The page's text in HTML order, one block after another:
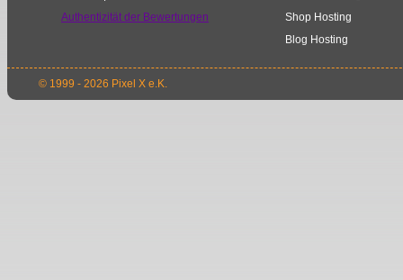
Authentizität der Bewertungen
Shop Hosting
Blog Hosting
© 1999 - 2026 Pixel X e.K.